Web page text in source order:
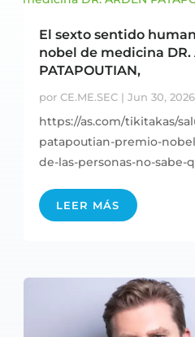
El sexto sentido
nobel de medicina DR.
PATAPOUTIAN,
porCE.ME.SEC |Jun 30, 2026
https://as.com/tikitakas/
patapoutian-premio-
de-las-personas-no-sabe-
LEER MÁS